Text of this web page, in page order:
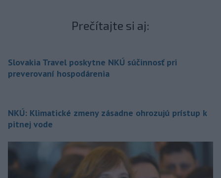
Prečítajte si aj:
Slovakia Travel poskytne NKÚ súčinnosť pri
preverovaní hospodárenia
NKÚ: Klimatické zmeny zásadne ohrozujú prístup k
pitnej vode